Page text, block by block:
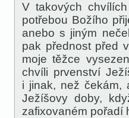
V takových
potřebou Božího
anebo s jiným
pak přednost před
moje těžce
chvíli prvenství
i jinak, než čekám,
Ježíšovy doby,
zafixovaném pořadí